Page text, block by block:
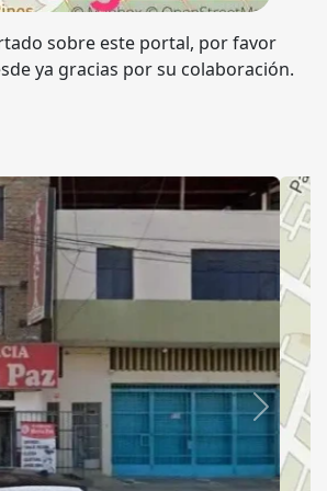
sobre este portal, por favor
ya gracias por su colaboración.
Siguiente